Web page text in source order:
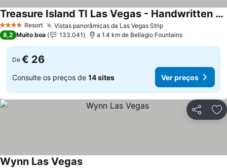
4 EstrelasResort Vistas panorâmicas da Las Vegas Strip
Treasure Island TI Las Vegas - Handwritten Collection
8,2 Muito boa 133.041 a 1.4 km de Bellagio Fountains
De € 26
Consulte os preços de 14 sites Ver preços
Partilhar
Wynn Las Vegas